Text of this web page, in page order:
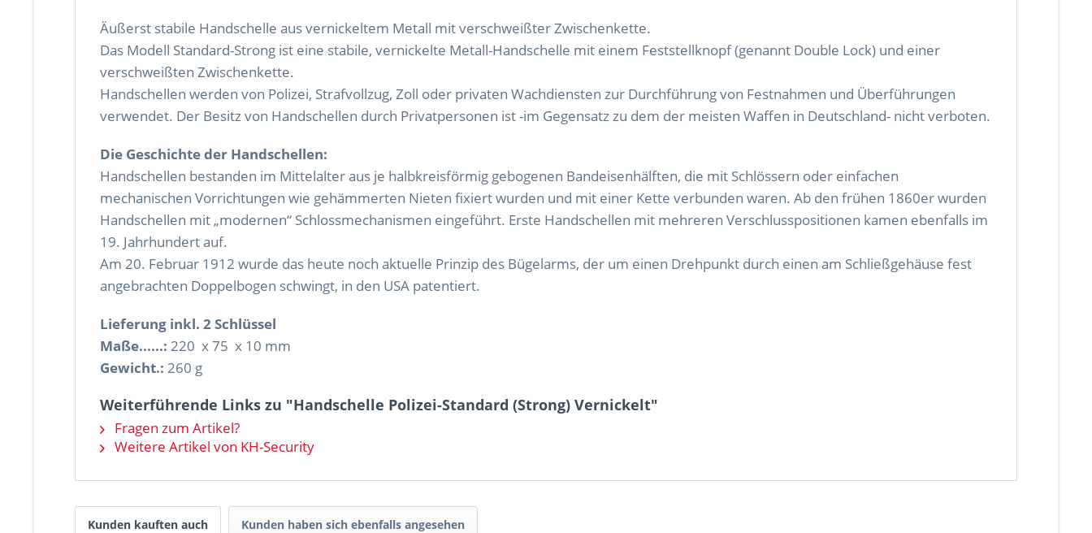
Äußerst stabile Handschelle aus vernickeltem Metall mit verschweißter Zwischenkette.
Das Modell Standard-Strong ist eine stabile, vernickelte Metall-Handschelle mit einem Feststellknopf (genannt Double Lock) und einer
verschweißten Zwischenkette.
Handschellen werden von Polizei, Strafvollzug, Zoll oder privaten Wachdiensten zur Durchführung von Festnahmen und Überführungen
verwendet. Der Besitz von Handschellen durch Privatpersonen ist -im Gegensatz zu dem der meisten Waffen in Deutschland- nicht verboten.
Die Geschichte der Handschellen:
Handschellen bestanden im Mittelalter aus je halbkreisförmig gebogenen Bandeisenhälften, die mit Schlössern oder einfachen
mechanischen Vorrichtungen wie gehämmerten Nieten fixiert wurden und mit einer Kette verbunden waren. Ab den frühen 1860er wurden
Handschellen mit „modernen“ Schlossmechanismen eingeführt. Erste Handschellen mit mehreren Verschlusspositionen kamen ebenfalls im
19. Jahrhundert auf.
Am 20. Februar 1912 wurde das heute noch aktuelle Prinzip des Bügelarms, der um einen Drehpunkt durch einen am Schließgehäuse fest
angebrachten Doppelbogen schwingt, in den USA patentiert.
Lieferung inkl. 2 Schlüssel
Maße......: 220 x 75 x 10 mm
Gewicht.: 260 g
Weiterführende Links zu "Handschelle Polizei-Standard (Strong) Vernickelt"
Fragen zum Artikel?
Weitere Artikel von KH-Security
Kunden kauften auch Kunden haben sich ebenfalls angesehen